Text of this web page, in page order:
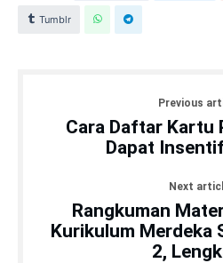
Tumblr
Previous
Cara Daftar Kartu
Dapat
Next
Rangkuman
Kurikulum Merdeka
2,